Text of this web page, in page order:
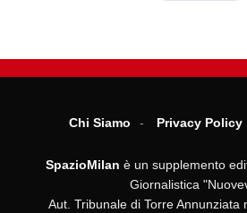
Chi Siamo Privacy Policy
SpazioMilan è un supplemento
Giornalistica
Aut. Tribunale di Torre Annunziata